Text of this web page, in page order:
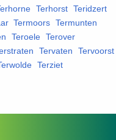
Terhorst Teridzert
, Termoors Termunten
Teroele Terover,
Tervaten Tervoorst
Terziet